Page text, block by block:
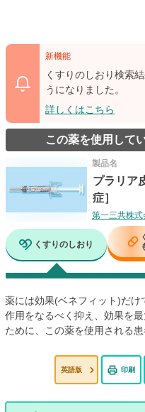
新機能
くすりのしおり検索
うになりました。
詳しくはこちら
この薬を使用して
製品名
プラリア
症］
第一三共株式
くすりのしおり
薬には効果(ベネフィット)だけ
作用をなるべく抑え、効果を
ために、この薬を使用される
英語版 印刷